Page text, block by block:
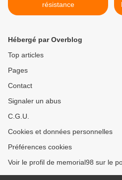
résistance
Hébergé par Overblog
Top articles
Pages
Contact
Signaler un abus
C.G.U.
Cookies et données personnelles
Préférences cookies
Voir le profil de memorial98 sur le